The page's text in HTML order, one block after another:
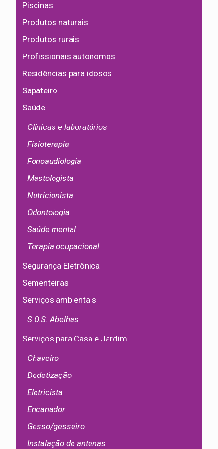
Piscinas
Produtos naturais
Produtos rurais
Profissionais autônomos
Residências para idosos
Sapateiro
Saúde
Clínicas e laboratórios
Fisioterapia
Fonoaudiologia
Mastologista
Nutricionista
Odontologia
Saúde mental
Terapia ocupacional
Segurança Eletrônica
Sementeiras
Serviços ambientais
S.O.S. Abelhas
Serviços para Casa e Jardim
Chaveiro
Dedetização
Eletricista
Encanador
Gesso/gesseiro
Instalação de antenas